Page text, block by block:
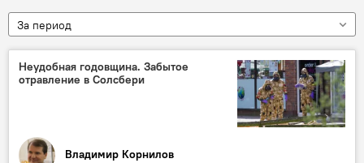
За период
Неудобная годовщина. Забытое
отравление в Солсбери
Владимир Корнилов